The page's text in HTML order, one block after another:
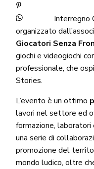
Interregno
organizzato
Giocatori Senza
giochi e videogiochi
professionale, che
Stories.
L’evento è un ottimo
lavori nel settore ed
formazione,
una serie di
promozione del
mondo ludico, oltre